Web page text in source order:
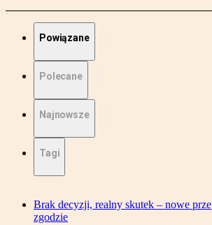
Powiązane
Polecane
Najnowsze
Tagi
Brak decyzji, realny skutek – nowe
zgodzie